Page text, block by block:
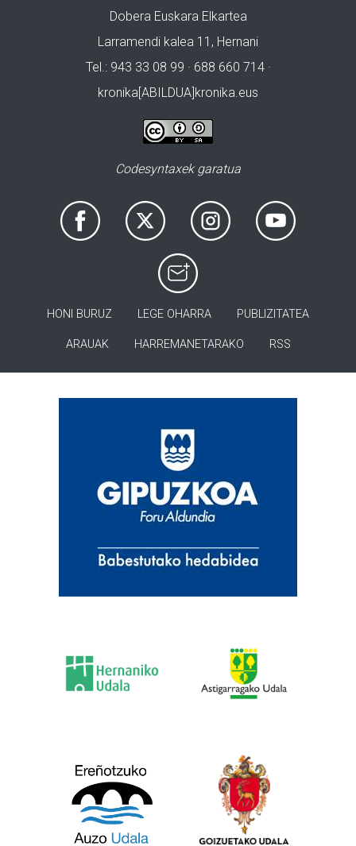
Dobera Euskara Elkartea
Larramendi kalea 11, Hernani
Tel.: 943 33 08 99 · 688 660 714 ·
kronika[ABILDUA]kronika.eus
Codesyntaxek garatua
HONI BURUZ LEGE OHARRA PUBLIZITATEA
ARAUAK HARREMANETARAKO RSS